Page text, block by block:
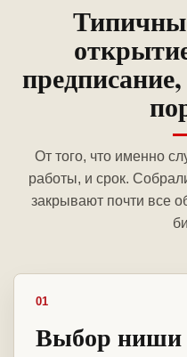
От того, что именно
работы, и срок.
закрывают почти все
01
Выбор ниши